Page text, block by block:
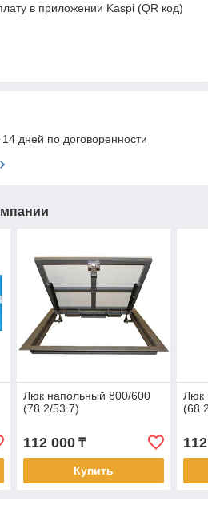
в приложении Kaspi (QR код)
дней по договоренности
Люк напольный 800/600
(78.2/53.7)
112 000₸
Купить
Люк